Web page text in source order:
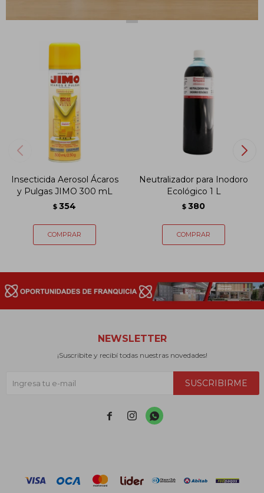
Insecticida Aerosol Ácaros
y Pulgas JIMO 300 mL
$ 354
Neutralizador para Inodoro
Ecológico 1 L
$ 380
NEWSLETTER
¡Suscribite y recibí todas nuestras novedades!
SUSCRIBIRME
  